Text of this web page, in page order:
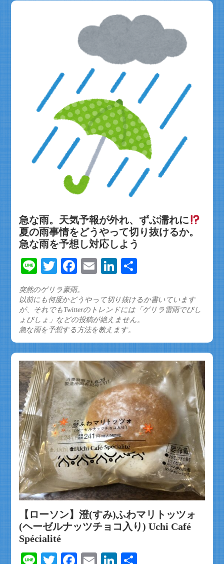
急な雨。天気予報が外れ、ずぶ濡れに
夏の雨事情をどうやって切り抜けるか。
急な雨を予想し対応しよう
LineTwitterFacebook
EmailLinkedIn
突然のゲリラ豪雨。
以前にも何度かどうやって切り抜けるか書いています
が、それでもTwitterのトレンドには「ゲリラ雷雨でびし
ょびしょ」などの投稿が絶えません。
急な雨を予想する方法を教えます。
【ローソン】澄(すみ)ふわマリトッツォ
(ヘーゼルナッツチョコ入り) Uchi Café
Spécialité